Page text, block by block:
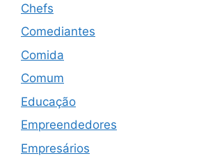
Chefs
Comediantes
Comida
Comum
Educação
Empreendedores
Empresários